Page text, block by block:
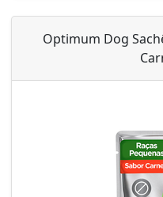
Optimum Dog